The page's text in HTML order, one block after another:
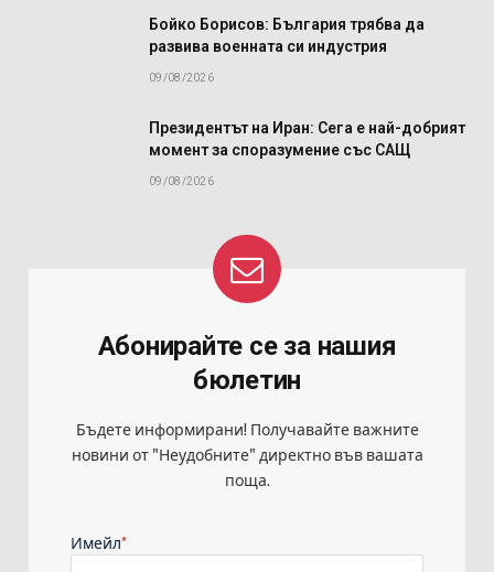
Бойко Борисов: България трябва да
развива военната си индустрия
09/08/2026
Президентът на Иран: Сега е най-добрият
момент за споразумение със САЩ
09/08/2026
Абонирайте се за нашия
бюлетин
Бъдете информирани! Получавайте важните
новини от "Неудобните" директно във вашата
поща.
Имейл*